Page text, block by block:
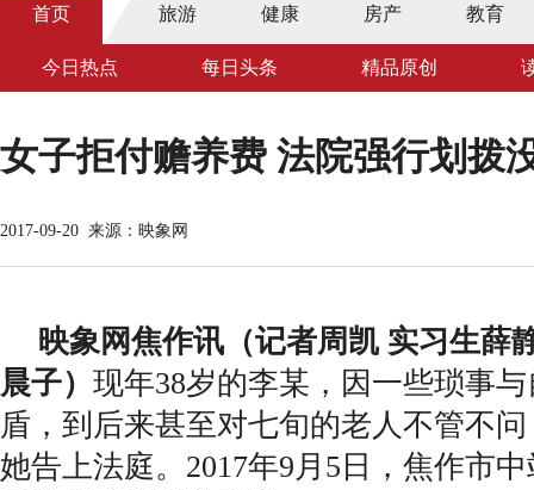
首页 旅游 健康 房产 教育
今日热点 每日头条 精品原创
女子拒付赡养费 法院强行划拨
2017-09-20 来源：映象网
映象网焦作讯（记者周凯 实习生薛
晨子） 现年38岁的李某，因一些琐事
盾，到后来甚至对七旬的老人不管不
她告上法庭。2017年9月5日，焦作市